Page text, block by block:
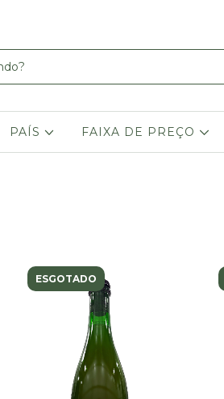
PAÍS FAIXA DE PREÇO
ESGOTADO